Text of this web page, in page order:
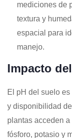
mediciones de
textura y
espacial para
manejo.
Impacto
El pH del suelo es
y disponibilidad de
plantas acceden a
fósforo, potasio y